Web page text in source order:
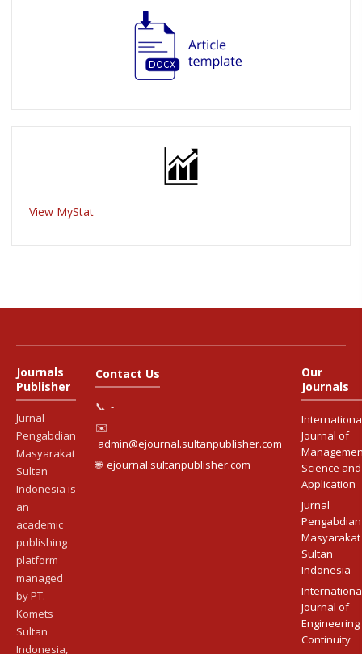
View MyStat
Journals
Publisher
Jurnal
Pengabdian
Masyarakat
Sultan
Indonesia is
an
academic
publishing
platform
managed
by PT.
Komets
Sultan
Indonesia,
Contact Us
📞 -
✉️
admin@ejournal.sultanpublisher.com
🌐 ejournal.sultanpublisher.com
Our
Journals
Journal of
Science and
Application
Jurnal
Pengabdian
Masyarakat
Sultan
Indonesia
Journal of
Engineering
Continuity